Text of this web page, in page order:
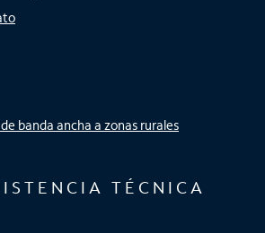
banda ancha a zonas rurales
TÉCNICA